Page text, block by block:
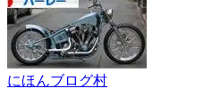
にほんブログ村